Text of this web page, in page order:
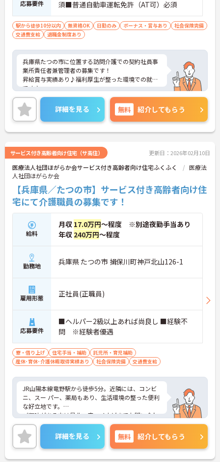
応募要件 須■普通自動車運転免許（AT可）必須
駅から徒歩10分以内 無資格OK 日勤のみ ボーナス・賞与あり
社会保険完備
交通費支給
退職金制度あり
兵庫県たつの市に位置する訪問介護での契約社員事
業所責任者兼管理者の募集です！
昇給賞与実績あり♪福利厚生が整った環境での就業
です♪
ご興味のある方には、詳しく面接ポイント等お伝え
させていただきますので、お気軽にご相談くださ
い。
詳細を見る 無料 紹介してもらう
サービス付き高齢者向け住宅（サ高住） 更新日：2026年02月10日
医療法人社団ほがらか会サービス付き高齢者向け住宅ふくふく
医療法
人社団ほがらか会
【兵庫県／たつの市】サービス付き高齢者向け住
宅にて介護職員の募集です！
給料
月収 17.0万円～程度 ※別途夜勤手当あり
年収 240万円～程度
勤務地 兵庫県 たつの市 揖保川町神戸北山126-1
雇用形態 正社員(正職員)
応募要件
■ヘルパー2級以上あれば尚良し ■経験不
問 ※経験者優遇
寮・借り上げ 住宅手当・補助
託児所・育児補助
産休･育休･介護休暇取得実績あり
社会保険完備 交通費支給
JR山陽本線竜野駅から徒歩5分。近隣には、コンビ
ニ、スー パー、薬局もあり、生活環境の整った便利
な好立地です。
ご興味がある方は是非一度マイナビまでお問い合わ
せください。さらに詳細などお伝えします！
詳細を見る 無料 紹介してもらう